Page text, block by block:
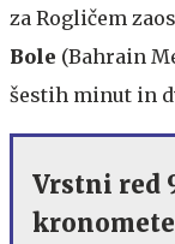
za Rogličem
Bole (Bahrain
šestih minut in
Vrstni red